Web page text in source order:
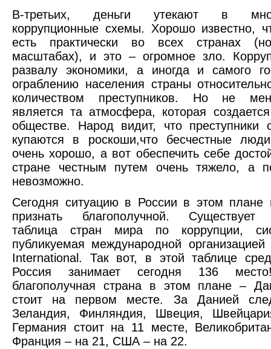
В-третьих, деньги утекают в
коррупционные схемы. Хорошо известно,
есть практически во всех странах
масштабах), и это – огромное зло.
развалу экономики, а иногда и самого
ограблению населения страны
количеством преступников. Но не
является та атмосфера, которая
обществе. Народ видит, что преступники
купаются в роскоши,что бесчестные
очень хорошо, а вот обеспечить себе
стране честным путем очень тяжело, а
невозможно.
Сегодня ситуацию в России в этом плане
признать благополучной. Существует
таблица стран мира по коррупции,
публикуемая международной организацией
International. Так вот, в этой таблице
Россия занимает сегодня 136
благополучная страна в этом плане –
стоит на первом месте. За Данией
Зеландия, Финляндия, Швеция,
Германия стоит на 11 месте,
Франция – на 21, США – на 22.